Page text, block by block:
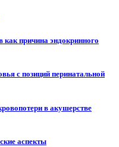
причина эндокринного
с позиций перинатальной
в акушерстве
аспекты